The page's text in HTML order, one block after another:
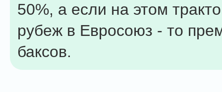
50%, а если на этом
рубеж в Евросоюз - то
баксов.